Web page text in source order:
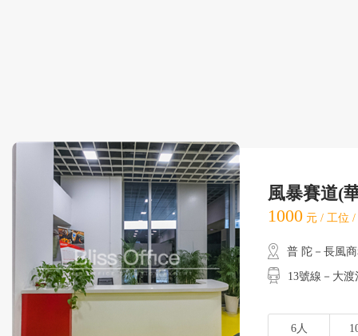
風暴賽道(
1000 元 / 工位
普 陀－長風
13號線－大渡
6人